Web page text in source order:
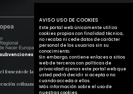
de la Junta de Comunidades de
fomento de la inversión y la mejora de la productividad
cofinanciada en un 80% por el Fondo Europeo de
AVISO USO DE COOKIES
Este portal web únicamente utiliza
cookies propias con finalidad técnica,
no recaba ni cede datos de carácter
personal de los usuarios sin su
conocimiento.
Sin embargo, contiene enlaces a sitios
web de terceros con políticas de
privacidad ajenas este portal web que
usted podrá decidir si acepta o no
cuando acceda a ellos.
Más información sobre el uso de
nuestras cookies.